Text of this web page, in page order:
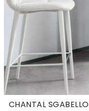
CHANTAL SGABELLO